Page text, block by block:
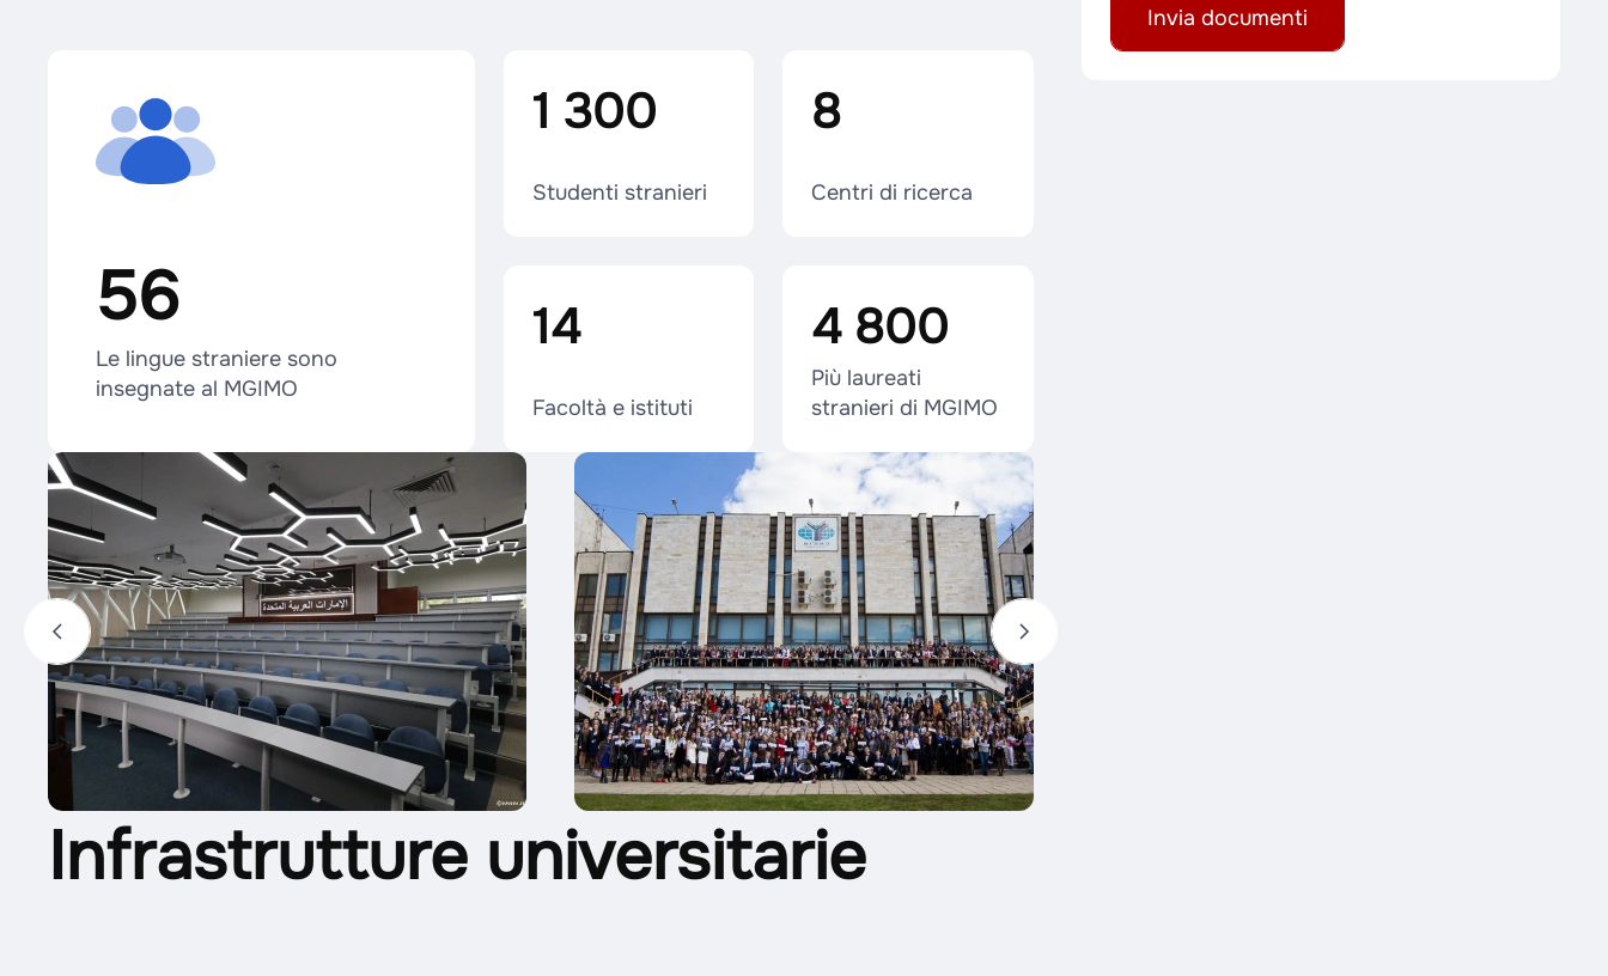
Invia documenti
56
Le lingue straniere sono
insegnate al MGIMO
1 300
Studenti stranieri
8
Centri di ricerca
14
Facoltà e istituti
4 800
Più laureati
stranieri di MGIMO
Infrastrutture universitarie